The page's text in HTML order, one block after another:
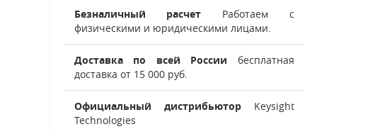
Безналичный расчет Работаем с
физическими и юридическими лицами.
Доставка по всей России бесплатная
доставка от 15 000 руб.
Официальный дистрибьюторKeysight
Technologies